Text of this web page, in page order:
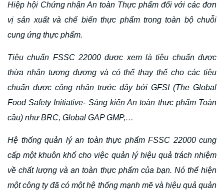
Hiệp hội Chứng nhận An toàn Thực phẩm đối với các đơn
vị sản xuất và chế biến thực phẩm trong toàn bộ chuỗi
cung ứng thực phẩm.
Tiêu chuẩn FSSC 22000 được xem là tiêu chuẩn được
thừa nhận tương đương và có thể thay thế cho các tiêu
chuẩn được công nhân trước đây bởi GFSI (The Global
Food Safety Initiative- Sáng kiến An toàn thực phẩm Toàn
cầu) như BRC, Global GAP GMP,…
Hệ thống quản lý an toàn thực phẩm FSSC 22000 cung
cấp một khuôn khổ cho việc quản lý hiệu quả trách nhiệm
về chất lượng và an toàn thực phẩm của bạn. Nó thể hiện
một công ty đã có một hệ thống mạnh mẽ và hiệu quả quản